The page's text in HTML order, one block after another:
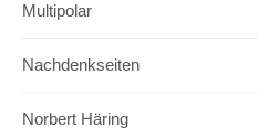
Multipolar
Nachdenkseiten
Norbert Häring